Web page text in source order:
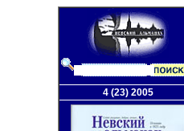
4 (23) 2005